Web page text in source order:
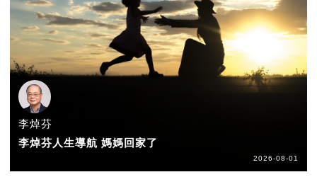
李焯芬
李焯芬人生導航 媽媽回家了
2026-08-01